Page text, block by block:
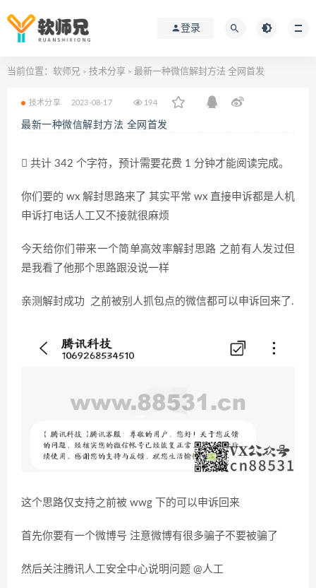
登录
当前位置： 软师兄 > 技术分享 > 最新一种微信解封方法 全网首发
技术分享 2023-08-17 194
最新一种微信解封方法 全网首发
共计 342 个字符，预计需要花费 1 分钟才能阅读完成。
你们要的 wx 解封思路来了 其实平常 wx 直接申诉都是人机
申诉打电话人工又不接就很麻烦
今天给你们带来一个简单高效率解封思路 之前有人发过但
是我看了他那个思路跟没说一样
亲测解封成功 之前被别人抓包点的微信都可以申诉回来了.
这个思路仅支持之前被 wwg 下的可以申诉回来
首先你要有一个微博号 注意微博有很多骗子不要被骗了
然后关注腾讯人工安全中心说明问题 @人工